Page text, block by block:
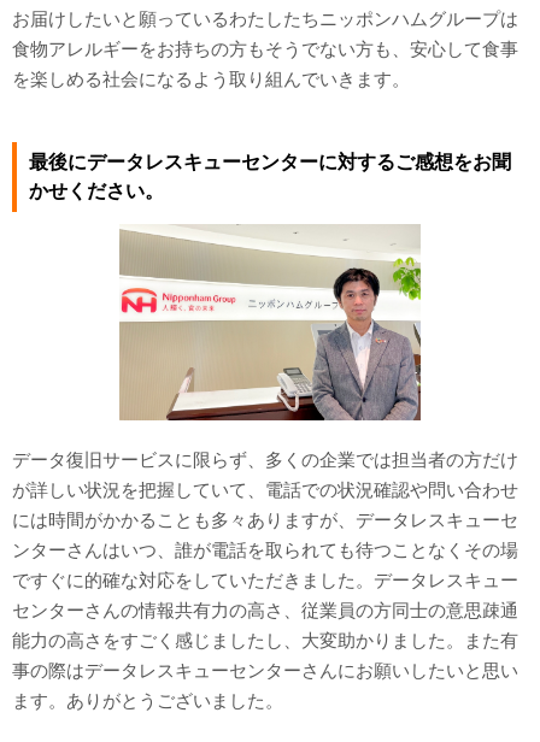
お届けしたいと願っているわたしたちニッポンハムグループは
食物アレルギーをお持ちの方もそうでない方も、安心して食事
を楽しめる社会になるよう取り組んでいきます。
最後にデータレスキューセンターに対するご感想をお聞
かせください。
データ復旧サービスに限らず、多くの企業では担当者の方だけ
が詳しい状況を把握していて、電話での状況確認や問い合わせ
には時間がかかることも多々ありますが、データレスキューセ
ンターさんはいつ、誰が電話を取られても待つことなくその場
ですぐに的確な対応をしていただきました。データレスキュー
センターさんの情報共有力の高さ、従業員の方同士の意思疎通
能力の高さをすごく感じましたし、大変助かりました。また有
事の際はデータレスキューセンターさんにお願いしたいと思い
ます。ありがとうございました。